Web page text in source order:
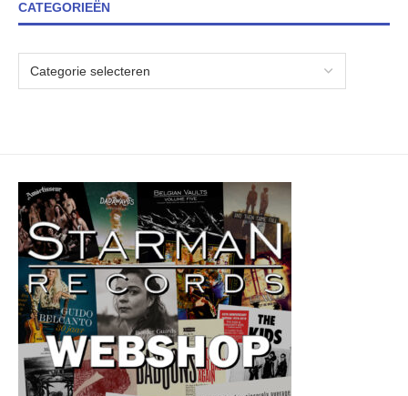
CATEGORIEËN